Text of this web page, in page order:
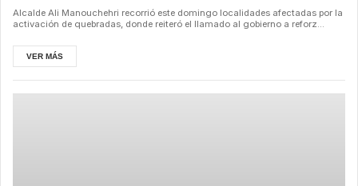
Alcalde Ali Manouchehri recorrió este domingo localidades afectadas por la
activación de quebradas, donde reiteró el llamado al gobierno a reforz...
VER MÁS